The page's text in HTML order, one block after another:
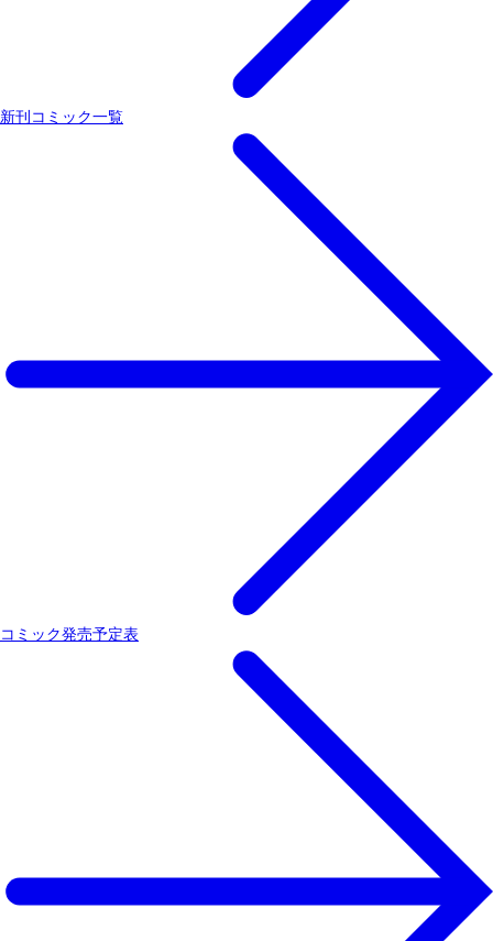
新刊コミック一覧
コミック発売予定表